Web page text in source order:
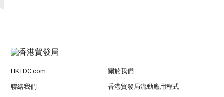
HKTDC.com 關於我們
聯絡我們 香港貿發局流動應用程式